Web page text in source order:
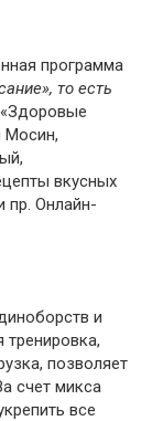
программа
то есть
Мосин,
вкусных
пр. Онлайн-
и
тренировка,
позволяет
счет микса
все